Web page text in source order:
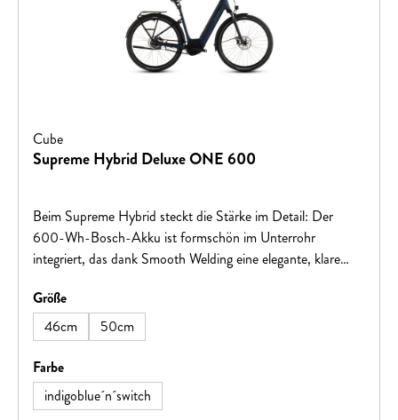
Cube
Supreme Hybrid Deluxe ONE 600
Beim Supreme Hybrid steckt die Stärke im Detail: Der
600-Wh-Bosch-Akku ist formschön im Unterrohr
integriert, das dank Smooth Welding eine elegante, klare
Rahmen optimale Passform. Der Bosch Performance Line
Motor liefert bis zu 75 Nm für geschmeidige Unterstützung.
Integrierte Kabelführung, X-Connect Kabel und der stabile
semi-integrierte Gepäckträger 2.0 sorgen für Ordnung und
Alltagstauglichkeit. Schutzbleche, Lichtanlage und
Seitenständer sind bereits an Bord – alles, was man
Größeauswählen
46cm
50cm
Farbeauswählen
indigoblue´n´switch